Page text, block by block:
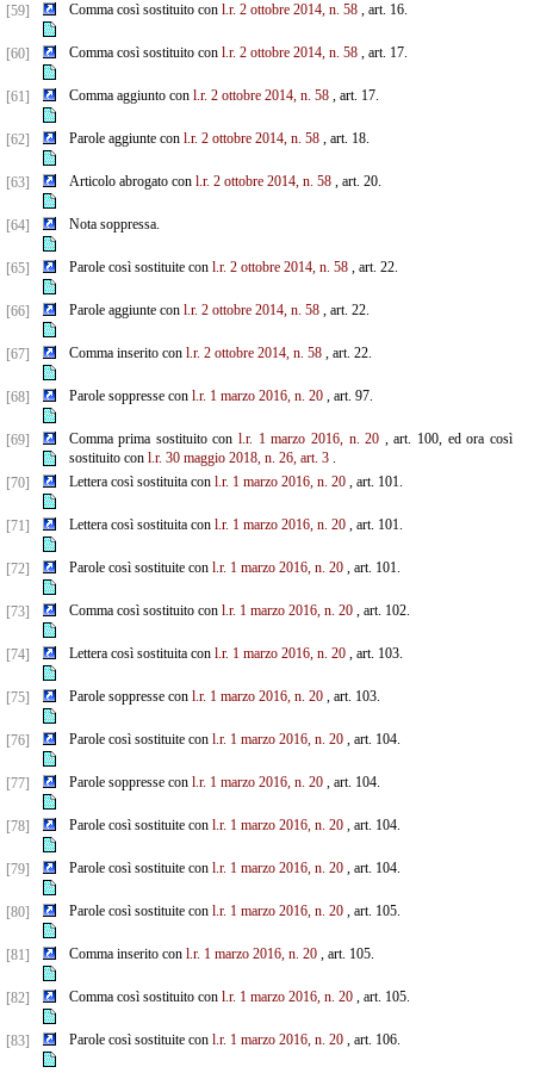
[59] Comma così sostituito con l.r. 2 ottobre 2014, n. 58, art. 16.
[60] Comma così sostituito con l.r. 2 ottobre 2014, n. 58, art. 17.
[61] Comma aggiunto con l.r. 2 ottobre 2014, n. 58, art. 17.
[62] Parole aggiunte con l.r. 2 ottobre 2014, n. 58, art. 18.
[63] Articolo abrogato con l.r. 2 ottobre 2014, n. 58, art. 20.
[64] Nota soppressa.
[65] Parole così sostituite con l.r. 2 ottobre 2014, n. 58, art. 22.
[66] Parole aggiunte con l.r. 2 ottobre 2014, n. 58, art. 22.
[67] Comma inserito con l.r. 2 ottobre 2014, n. 58, art. 22.
[68] Parole soppresse con l.r. 1 marzo 2016, n. 20, art. 97.
[69] Comma prima sostituito conl.r. 1 marzo 2016, n. 20 , art. 100, ed ora così
sostituito con l.r. 30 maggio 2018, n. 26, art. 3.
[70]
Lettera così sostituita con l.r. 1 marzo 2016, n. 20, art. 101.
[71] Lettera così sostituita con l.r. 1 marzo 2016, n. 20, art. 101.
[72] Parole così sostituite con l.r. 1 marzo 2016, n. 20, art. 101.
[73] Comma così sostituito con l.r. 1 marzo 2016, n. 20, art. 102.
[74] Lettera così sostituita con l.r. 1 marzo 2016, n. 20, art. 103.
[75] Parole soppresse con l.r. 1 marzo 2016, n. 20, art. 103.
[76] Parole così sostituite con l.r. 1 marzo 2016, n. 20, art. 104.
[77] Parole soppresse con l.r. 1 marzo 2016, n. 20, art. 104.
[78] Parole così sostituite con l.r. 1 marzo 2016, n. 20, art. 104.
[79] Parole così sostituite con l.r. 1 marzo 2016, n. 20, art. 104.
[80] Parole così sostituite con l.r. 1 marzo 2016, n. 20, art. 105.
[81] Comma inserito con l.r. 1 marzo 2016, n. 20, art. 105.
[82] Comma così sostituito con l.r. 1 marzo 2016, n. 20, art. 105.
[83] Parole così sostituite con l.r. 1 marzo 2016, n. 20, art. 106.